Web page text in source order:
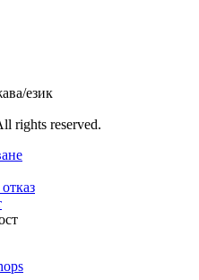
език
rights reserved.